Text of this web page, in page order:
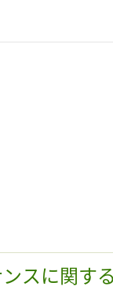
スに関す